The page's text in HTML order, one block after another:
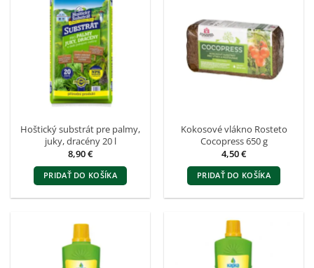
Hoštický substrát pre palmy,
juky, dracény 20 l
8,90€
PRIDAŤ DO KOŠÍKA
Kokosové vlákno Rosteto
Cocopress 650 g
4,50€
PRIDAŤ DO KOŠÍKA